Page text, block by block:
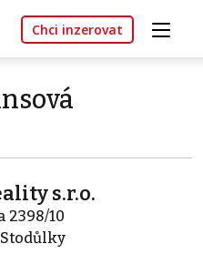
Chci inzerovat
s.r.o.
2398/10
Stodůlky